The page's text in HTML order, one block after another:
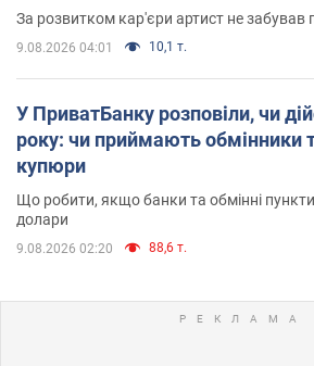
За розвитком кар'єри артист не забував
9.08.2026 04:01 10,1 т.
У ПриватБанку розповіли, чи
року: чи приймають обмінники
купюри
Що робити, якщо банки та обмінні
долари
9.08.2026 02:20 88,6 т.